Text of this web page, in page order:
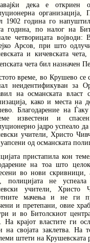
дека е откриен
1902 година го
година, по налог на
четворицата
Арсов, при што
и кичевската
чета бил назначен
време, во Крушево се
неидентификуван за
на османската власт
како и места на
Благодарение на
известени и
јадро успеало
учители, Христо
од османската
пристапила кон
на тоа што
во нови скривници,
полицијата не
учители,
мачења и не ги
и претепани, овие
и во Битолскиот
На крајот властите ги
на својата заклетва. На
штети на Крушевската